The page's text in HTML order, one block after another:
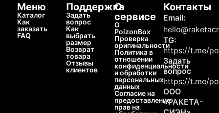
Меню
Каталог
Как
заказать
FAQ
Поддержка
Задать
вопрос
Как
выбрать
размер
Возврат
товара
Отзывы
клиентов
О
сервисе
О
PoizonBox
Проверка
оригинальности
Политика в
отношении
конфиденциальности
и обработки
персональных
данных
Согласие на
предоставление
прав на
Контакты
Email:
TG:
https://t.me/
Задать
вопрос
https://t.me/
ООО
«РАКЕТА-